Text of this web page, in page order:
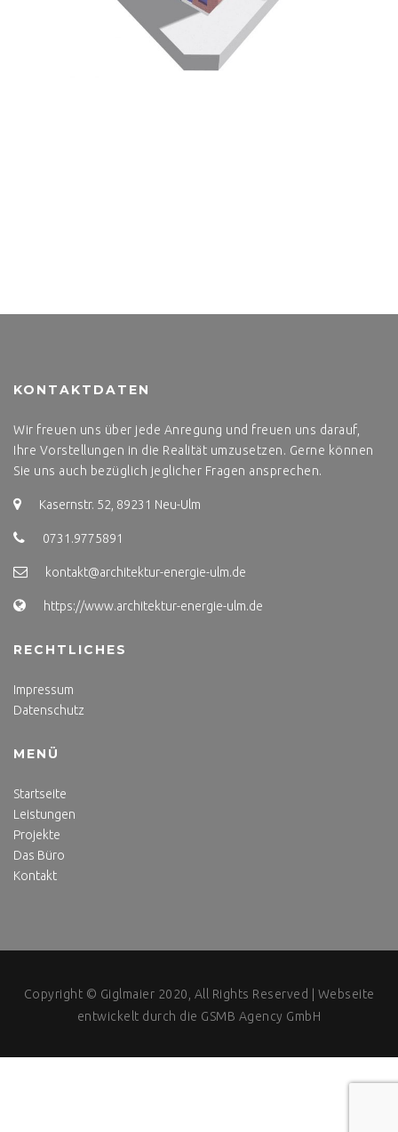
KONTAKTDATEN
Wir freuen uns über jede Anregung und freuen uns darauf,
Ihre Vorstellungen in die Realität umzusetzen. Gerne können
Sie uns auch bezüglich jeglicher Fragen ansprechen.
Kasernstr. 52, 89231 Neu-Ulm
0731.9775891
kontakt@architektur-energie-ulm.de
https://www.architektur-energie-ulm.de
RECHTLICHES
Impressum
Datenschutz
MENÜ
Startseite
Leistungen
Projekte
Das Büro
Kontakt
Copyright © Giglmaier 2020, All Rights Reserved | Webseite
entwickelt durch die GSMB Agency GmbH